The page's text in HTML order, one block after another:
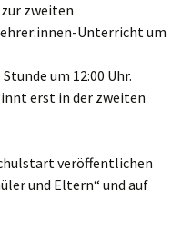
zweiten
Unterricht um
um 12:00 Uhr.
erst in der zweiten
veröffentlichen
und Eltern“ und auf